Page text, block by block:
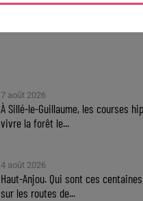
7 août 2026
À Sillé-le-Guillaume, les courses
vivre la forêt le...
4 août 2026
Haut-Anjou. Qui sont ces
sur les routes de...